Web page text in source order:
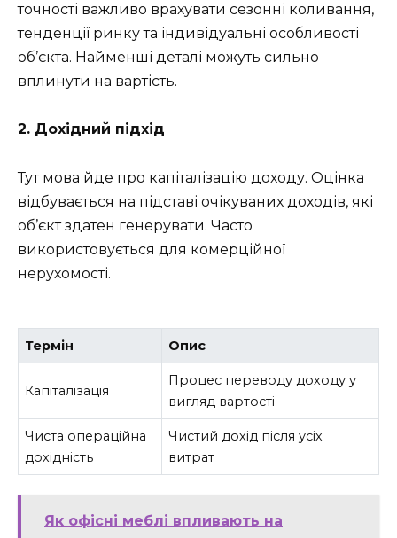
точності важливо врахувати сезонні коливання,
тенденції ринку та індивідуальні особливості
об’єкта. Найменші деталі можуть сильно
вплинути на вартість.
2. Дохідний підхід
Тут мова йде про капіталізацію доходу. Оцінка
відбувається на підставі очікуваних доходів, які
об’єкт здатен генерувати. Часто
використовується для комерційної
нерухомості.
Термін Опис
Капіталізація
Процес переводу доходу у
вигляд вартості
Чиста операційна
дохідність
Чистий дохід після усіх
витрат
Як офісні меблі впливають на